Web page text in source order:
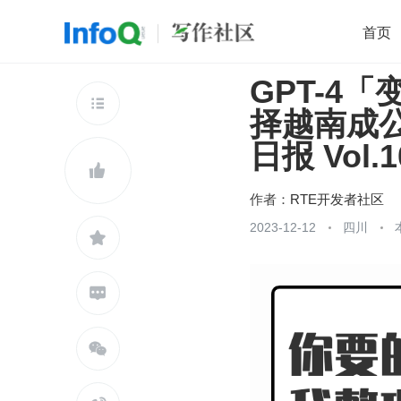
首页
开源 架构
团队管理
查看更多





GPT-4「
择越南成
日报
作者： RTE开发者社区
2023-12-12 四川